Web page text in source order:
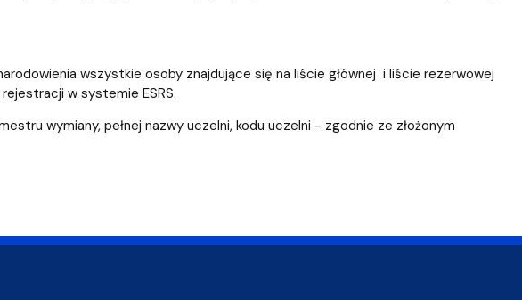
wszystkie osoby znajdujące się na liście głównej i liście rezerwowej
w systemie ESRS.
wymiany, pełnej nazwy uczelni, kodu uczelni - zgodnie ze złożonym